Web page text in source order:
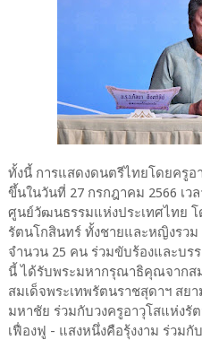
ทั้งนี้ การแสดงดนตรีไทยโดยครู
ขึ้นในวันที่ 27 กรกฎาคม 2566 เ
ศูนย์วัฒนธรรมแห่งประเทศไทย โ
รัตนโกสินทร์ ทั้งชายและหญิงรว
จำนวน 25 คน ร่วมขับร้องและบร
นี้ ได้รับพระมหากรุณาธิคุณจากส
สมเด็จพระเทพรัตนราชสุดาฯ สย
มหาชัย ร่วมกับวงครูอาวุโสแห่งรั
เฟื่องฟู - แสงหนึ่งคือรุ้งงาม ร่วม